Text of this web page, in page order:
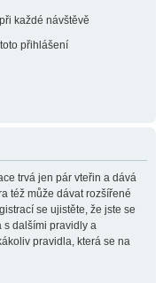
každé návštěvě
přihlášení
trvá jen pár vteřin a dává
též může dávat rozšířené
se ujistěte, že jste se
s dalšími pravidly a
pravidla, která se na